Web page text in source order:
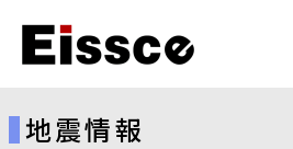
地震情報